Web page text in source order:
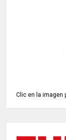
Clic en la imagen